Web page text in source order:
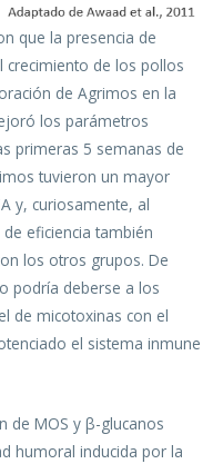
que la presencia de
de los pollos
de Agrimos en la
los parámetros
primeras 5 semanas de
tuvieron un mayor
y, curiosamente, al
eficiencia también
los otros grupos. De
podría deberse a los
de micotoxinas con el
el sistema inmune
de MOS y β-glucanos
humoral inducida por la